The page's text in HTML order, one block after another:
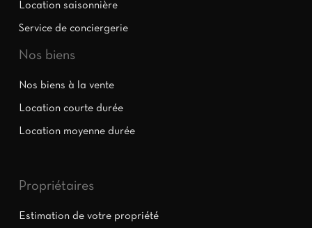
Location saisonnière
Service de conciergerie
Nos biens
Nos biens à la vente
Location courte durée
Location moyenne durée
Propriétaires
Estimation de votre propriété